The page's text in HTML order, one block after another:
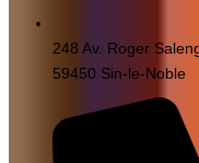
248 Av. Roger
59450 Sin-le-Noble